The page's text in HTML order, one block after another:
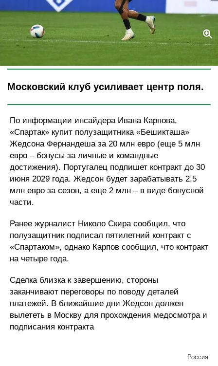
Legion-Media
Московский клуб усиливает центр поля.
По информации инсайдера Ивана Карпова,
«Спартак» купит полузащитника «Бешикташа»
Жедсона Фернандеша за 20 млн евро (еще 5 млн
евро – бонусы за личные и командные
достижения). Португалец подпишет контракт до 30
июня 2029 года. Жедсон будет зарабатывать 2,5
млн евро за сезон, а еще 2 млн – в виде бонусной
части.
Ранее журналист Николо Скира сообщил, что
полузащитник подписал пятилетний контракт с
«Спартаком», однако Карпов сообщил, что контракт
на четыре года.
Сделка близка к завершению, стороны
заканчивают переговоры по поводу деталей
платежей. В ближайшие дни Жедсон должен
вылететь в Москву для прохождения медосмотра и
подписания контракта
Россия